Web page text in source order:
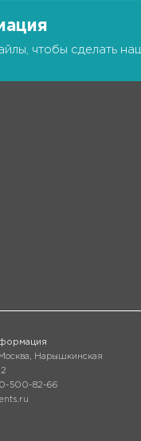
чтобы сделать
Нарышкинская
500-82-66